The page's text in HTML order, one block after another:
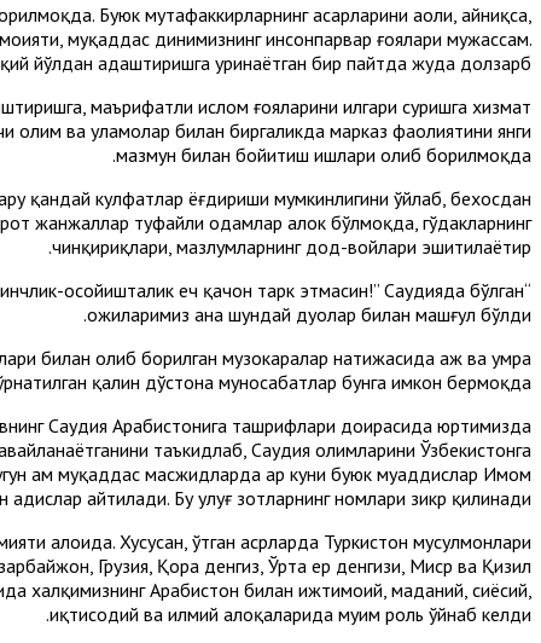
Буюк мутафаккирларнинг асарларини аҳоли, айниқса,
муқаддас динимизнинг инсонпарвар ғоялари мужассам.
йўлдан адаштиришга уринаётган бир пайтда жуда долзарб.
маърифатли ислом ғояларини илгари суришга хизмат
олим ва уламолар билан биргаликда марказ фаолиятини янги
мазмун билан бойитиш ишлари олиб борилмоқда.
қандай кулфатлар ёғдириши мумкинлигини ўйлаб, бехосдан
жанжаллар туфайли одамлар ҳалок бўлмоқда, гўдакларнинг
чинқириқлари, мазлумларнинг дод-войлари эшитилаётир.
осойишталик ҳеч қачон тарк этмасин!” Саудияда бўлган
ҳожиларимиз ана шундай дуолар билан машғул бўлди.
билан олиб борилган музокаралар натижасида ҳаж ва умра
қалин дўстона муносабатлар бунга имкон бермоқда.
Саудия Арабистонига ташрифлари доирасида юртимизда
таъкидлаб, Саудия олимларини Ўзбекистонга
ҳам муқаддас масжидларда ҳар куни буюк муҳаддислар Имом
айтилади. Бу улуғ зотларнинг номлари зикр қилинади.
алоҳида. Хусусан, ўтган асрларда Туркистон мусулмонлари
Грузия, Қора денгиз, Ўрта ер денгизи, Миср ва Қизил
халқимизнинг Арабистон билан ижтимоий, маданий, сиёсий,
иқтисодий ва илмий алоқаларида муҳим роль ўйнаб келди.